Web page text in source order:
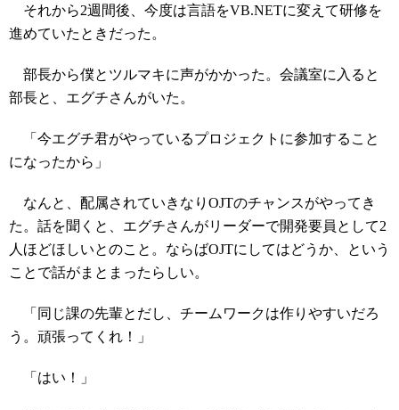
それから2週間後、今度は言語をVB.NETに変えて研修を
進めていたときだった。
部長から僕とツルマキに声がかかった。会議室に入ると
部長と、エグチさんがいた。
「今エグチ君がやっているプロジェクトに参加すること
になったから」
なんと、配属されていきなりOJTのチャンスがやってき
た。話を聞くと、エグチさんがリーダーで開発要員として2
人ほどほしいとのこと。ならばOJTにしてはどうか、という
ことで話がまとまったらしい。
「同じ課の先輩とだし、チームワークは作りやすいだろ
う。頑張ってくれ！」
「はい！」